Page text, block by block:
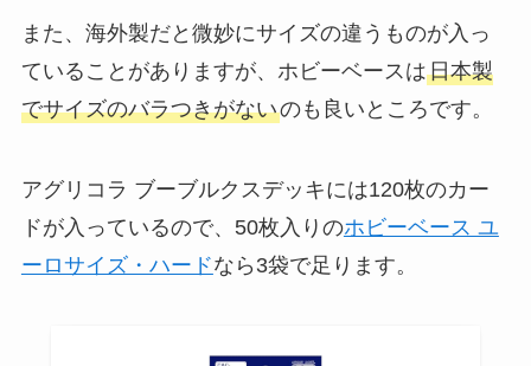
また、海外製だと微妙にサイズの違うものが入っ
ていることがありますが、ホビーベースは日本製
でサイズのバラつきがないのも良いところです。
アグリコラ ブーブルクスデッキには120枚のカー
ドが入っているので、50枚入りのホビーベース ユ
ーロサイズ・ハードなら3袋で足ります。